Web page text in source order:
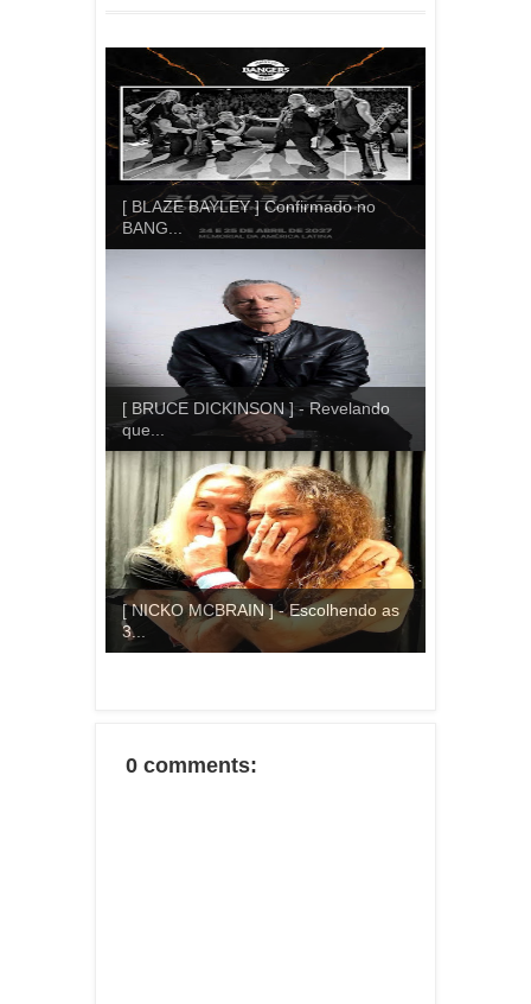
[ BLAZE BAYLEY ] Confirmado no
BANG...
[ BRUCE DICKINSON ] - Revelando
que...
[ NICKO MCBRAIN ] - Escolhendo as
3...
0 comments: